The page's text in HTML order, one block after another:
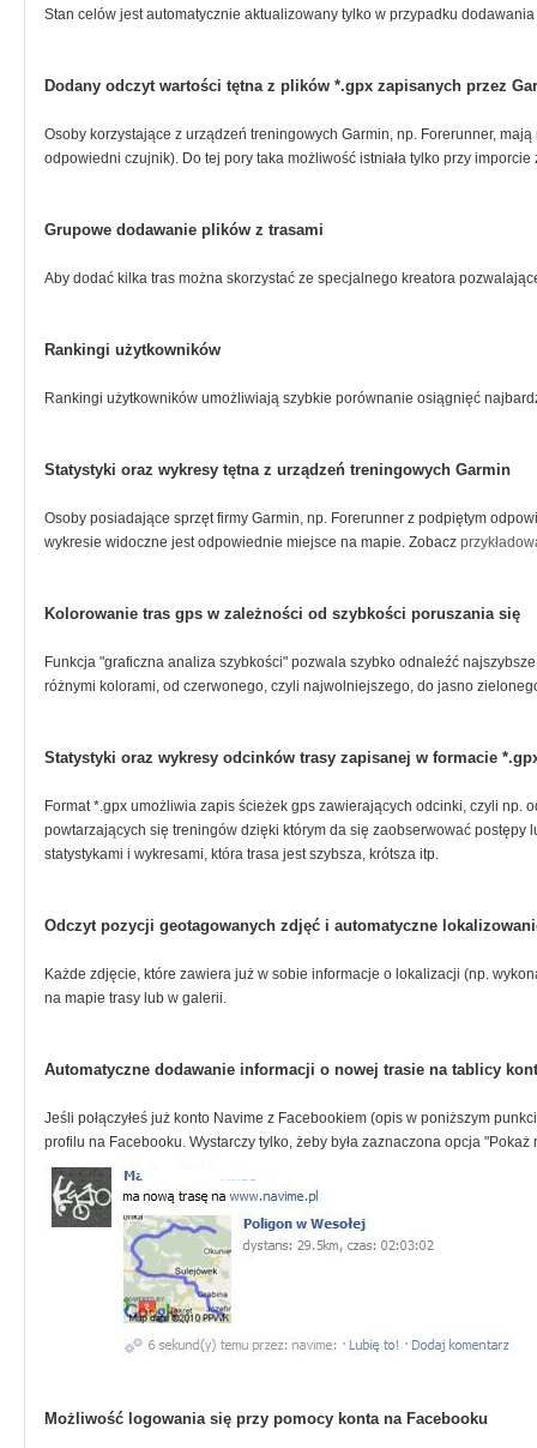
Stan celów jest automatycznie aktualizowany tylko w przypadku
Dodany odczyt wartości tętna z plików *.gpx zapisanych przez
Osoby korzystające z urządzeń treningowych Garmin, np. Forerunner,
odpowiedni czujnik). Do tej pory taka możliwość istniała tylko przy
Grupowe dodawanie plików z trasami
Aby dodać kilka tras można skorzystać ze specjalnego kreatora
Rankingi użytkowników
Rankingi użytkowników umożliwiają szybkie porównanie osiągnięć
Statystyki oraz wykresy tętna z urządzeń treningowych Garmin
Osoby posiadające sprzęt firmy Garmin, np. Forerunner z podpiętym
wykresie widoczne jest odpowiednie miejsce na mapie. Zobacz
Kolorowanie tras gps w zależności od szybkości poruszania się
Funkcja "graficzna analiza szybkości" pozwala szybko odnaleźć
różnymi kolorami, od czerwonego, czyli najwolniejszego, do jasno
Statystyki oraz wykresy odcinków trasy zapisanej w formacie
Format *.gpx umożliwia zapis ścieżek gps zawierających odcinki, czyli
powtarzających się treningów dzięki którym da się zaobserwować postępy
statystykami i wykresami, która trasa jest szybsza, krótsza itp.
Odczyt pozycji geotagowanych zdjęć i automatyczne
Każde zdjęcie, które zawiera już w sobie informacje o lokalizacji (np.
na mapie trasy lub w galerii.
Automatyczne dodawanie informacji o nowej trasie na tablicy
Jeśli połączyłeś już konto Navime z Facebookiem (opis w poniższym
profilu na Facebooku. Wystarczy tylko, żeby była zaznaczona opcja
Możliwość logowania się przy pomocy konta na Facebooku